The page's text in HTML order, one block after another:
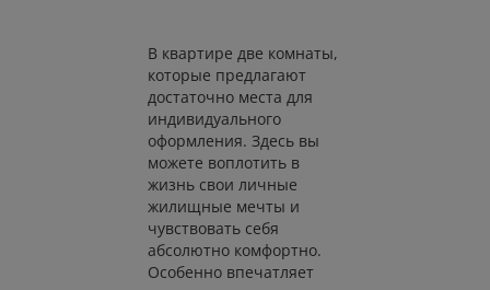
В квартире две комнаты,
которые предлагают
достаточно места для
индивидуального
оформления. Здесь вы
можете воплотить в
жизнь свои личные
жилищные мечты и
чувствовать себя
абсолютно комфортно.
Особенно впечатляет